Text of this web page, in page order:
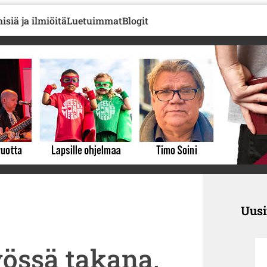
ja ilmiöitäLuetuimmatBlogit
takana,